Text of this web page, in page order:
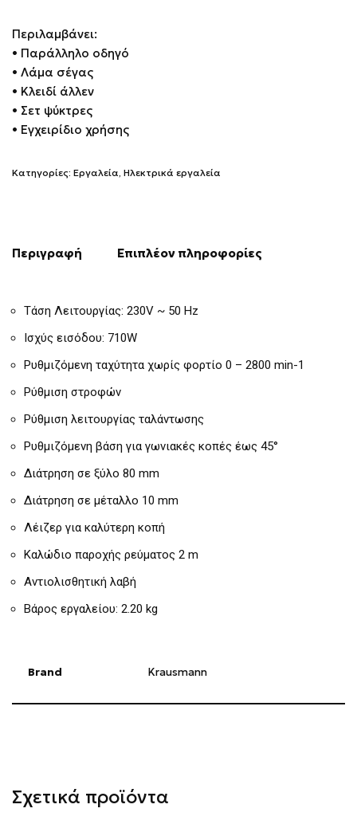
Περιλαμβάνει:
• Παράλληλο οδηγό
• Λάμα σέγας
• Κλειδί άλλεν
• Σετ ψύκτρες
• Εγχειρίδιο χρήσης
Κατηγορίες: Εργαλεία Ηλεκτρικά εργαλεία
Περιγραφή Επιπλέον πληροφορίες
Τάση Λειτουργίας: 230V ~ 50 Hz
Ισχύς εισόδου: 710W
Ρυθμιζόμενη ταχύτητα χωρίς φορτίο 0 – 2800 min-1
Ρύθμιση στροφών
Ρύθμιση λειτουργίας ταλάντωσης
Ρυθμιζόμενη βάση για γωνιακές κοπές έως 45°
Διάτρηση σε ξύλο 80 mm
Διάτρηση σε μέταλλο 10 mm
Λέιζερ για καλύτερη κοπή
Καλώδιο παροχής ρεύματος 2 m
Αντιολισθητική λαβή
Βάρος εργαλείου: 2.20 kg
Brand Krausmann
Σχετικά προϊόντα